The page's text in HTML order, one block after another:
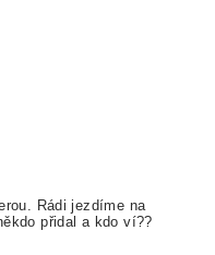
Rádi jezdíme na
přidal a kdo ví??